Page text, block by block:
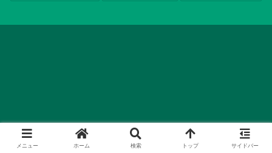
メニュー ホーム 検索 トップ サイドバー